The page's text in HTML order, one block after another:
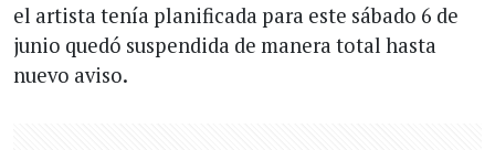
el artista tenía planificada para este sábado 6 de
junio quedó suspendida de manera total hasta
nuevo aviso.